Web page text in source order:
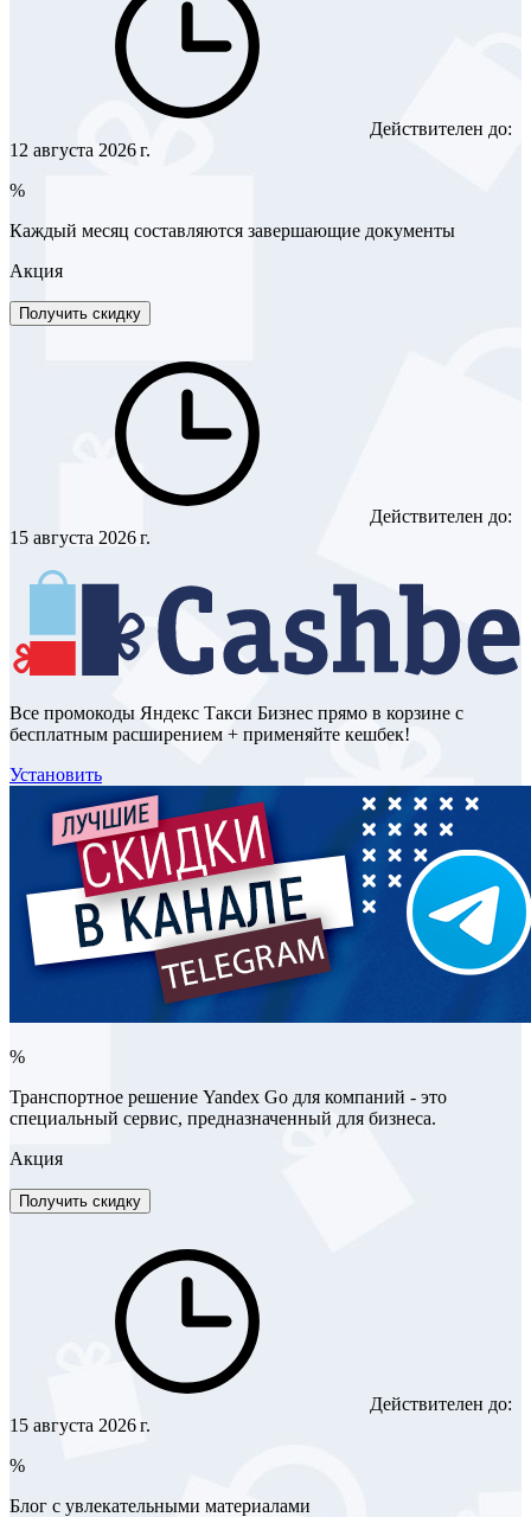
Действителен до:
12 августа 2026 г.
%
Каждый месяц составляются завершающие документы
Акция
Получить скидку
Действителен до:
15 августа 2026 г.
Все промокоды Яндекс Такси Бизнес прямо в корзине с
бесплатным расширением + применяйте кешбек!
Установить
%
Транспортное решение Yandex Go для компаний - это
специальный сервис, предназначенный для бизнеса.
Акция
Получить скидку
Действителен до:
15 августа 2026 г.
%
Блог с увлекательными материалами